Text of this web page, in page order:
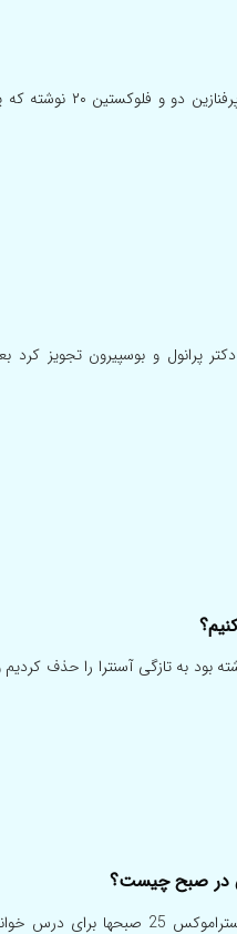
سالم من بخاطر اظطراب و وسواس فکری دکتر برام
به تازگی آسنترا را حذف کردیم و
در صبح چیست؟
سلام بنده نصف پاکسیل 20 هرشب میخورم و یک عدد استراموکس 25